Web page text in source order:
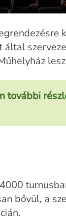
által
további
bővül, a